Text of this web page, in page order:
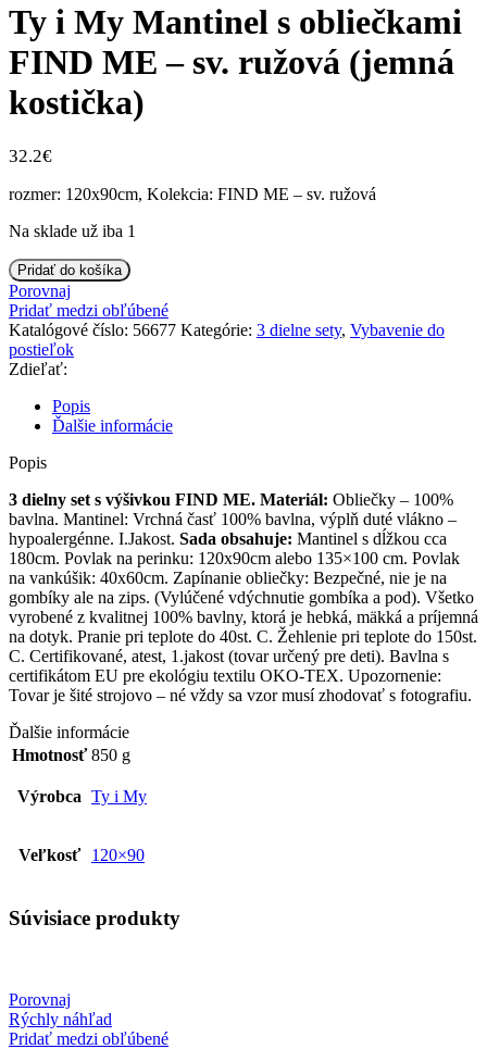
Ty i My Mantinel s obliečkami
FIND ME – sv. ružová (jemná
kostička)
32.2€
rozmer: 120x90cm, Kolekcia: FIND ME – sv. ružová
Na sklade už iba 1
množstvo
Ty
i
My
Mantinel
s
FIND
sv.
(jemná
kostička)
Pridať do košíka
Porovnaj
Pridať medzi obľúbené
Katalógové číslo: 56677 Kategórie: 3 dielne sety, Vybavenie do
postieľok
Zdieľať:
Popis
Ďalšie informácie
Popis
3 dielny set s výšivkou FIND ME. Materiál: Obliečky – 100%
bavlna. Mantinel: Vrchná časť 100% bavlna, výplň duté vlákno –
hypoalergénne. I.Jakost. Sada obsahuje: Mantinel s dĺžkou cca
180cm. Povlak na perinku: 120x90cm alebo 135×100 cm. Povlak
na vankúšik: 40x60cm. Zapínanie obliečky: Bezpečné, nie je na
gombíky ale na zips. (Vylúčené vdýchnutie gombíka a pod). Všetko
vyrobené z kvalitnej 100% bavlny, ktorá je hebká, mäkká a príjemná
na dotyk. Pranie pri teplote do 40st. C. Žehlenie pri teplote do 150st.
C. Certifikované, atest, 1.jakost (tovar určený pre deti). Bavlna s
certifikátom EU pre ekológiu textilu OKO-TEX. Upozornenie:
Tovar je šité strojovo – né vždy sa vzor musí zhodovať s fotografiu.
Ďalšie informácie
Hmotnosť 850 g
Výrobca Ty i My
Veľkosť 120×90
Súvisiace produkty
Porovnaj
Rýchly náhľad
Pridať medzi obľúbené